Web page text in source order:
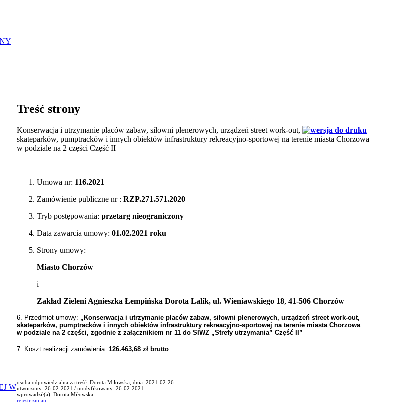
W
Treść strony
Konserwacja i utrzymanie placów zabaw, siłowni plenerowych, urządzeń street work-out,
skateparków, pumptracków i innych obiektów infrastruktury rekreacyjno-sportowej na terenie miasta Chorzowa
w podziale na 2 części Część II
Umowa nr: 116.2021
Zamówienie publiczne nr : RZP.271.571.2020
Tryb postępowania: przetarg nieograniczony
Data zawarcia umowy: 01.02.2021 roku
Strony umowy:
Miasto Chorzów
i
Zakład Zieleni Agnieszka Łempińska Dorota Lalik, ul. Wieniawskiego 18, 41-506 Chorzów
6. Przedmiot umowy: „ Konserwacja i utrzymanie placów zabaw, siłowni plenerowych, urządzeń street work-out,
skateparków, pumptracków i innych obiektów infrastruktury rekreacyjno-sportowej na terenie miasta Chorzowa
w podziale na 2 części, zgodnie z załącznikiem nr 11 do SIWZ „Strefy utrzymania” Część II ”
7. Koszt realizacji zamówienia: 126.463,68 zł brutto
osoba odpowiedzialna za treść: Dorota Miłowska, dnia: 2021-02-26
utworzony: 26-02-2021 / modyfikowany: 26-02-2021
wprowadził(a): Dorota Miłowska
rejestr zmian